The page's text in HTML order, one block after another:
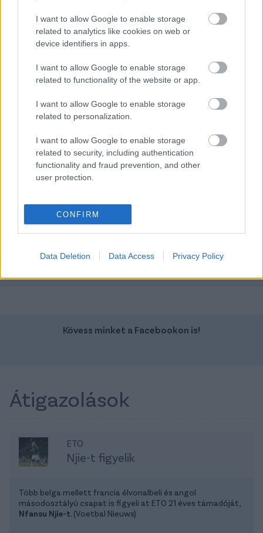
I want to allow Google to enable storage
related to analytics like cookies on web or
device identifiers in apps.
I want to allow Google to enable storage
related to functionality of the website or app.
I want to allow Google to enable storage
related to personalization.
I want to allow Google to enable storage
related to security, including authentication
functionality and fraud prevention, and other
user protection.
CONFIRM
Data Deletion Data Access Privacy Policy
CÍMKÉK: #TV-MŰSOR #TV
Autópiac
Volvo Xc60
Szín: Sötétszürke
Üzemanyag:
Kövess minket a Facebookon is!
Átigazolások
ETO
Njie-t figyelik
Több belga mellett francia élvonalbeli és angol
másodosztályú csapat is figyeli at ETO 21 éves támadóját,
Nfansu Njie-t. (Voetbal Nieuws)